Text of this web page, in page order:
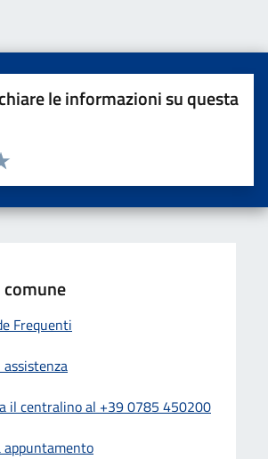
le informazioni su questa
pagina
5 stelle su 5
4 stelle su 5
su 5
su 5
5
Frequenti
assistenza
il centralino al +39 0785 450200
appuntamento